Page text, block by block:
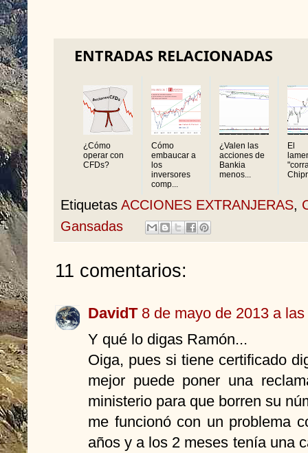
ENTRADAS RELACIONADAS
¿Cómo
operar con
CFDs?
Cómo
embaucar a
los
inversores
comp...
¿Valen las
acciones de
Bankia
menos...
El
Etiquetas ACCIONES EXTRANJERAS,
Gansadas
11 comentarios:
DavidT 8 de mayo de 2013 a
Y qué lo digas Ramón...
Oiga, pues si tiene certificado
mejor puede poner una
ministerio para que borren su
me funcionó con un problema
años y a los 2 meses tenía una